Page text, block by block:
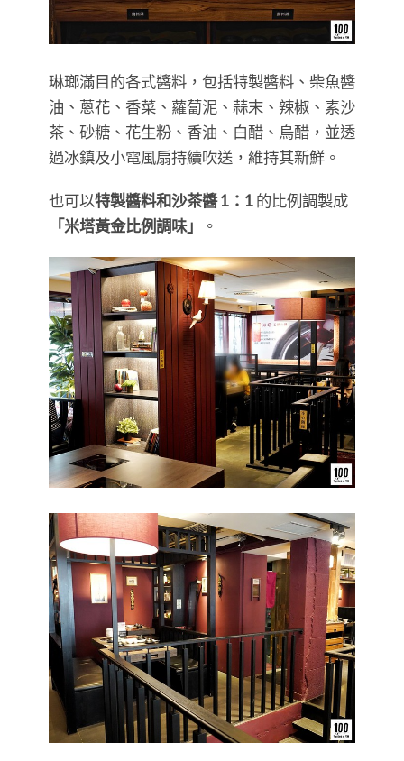
琳瑯滿目的各式醬料，包括特製醬料、柴魚醬
油、蔥花、香菜、蘿蔔泥、蒜末、辣椒、素沙
茶、砂糖、花生粉、香油、白醋、烏醋，並透
過冰鎮及小電風扇持續吹送，維持其新鮮。
也可以特製醬料和沙茶醬 1：1的比例調製成
「米塔黃金比例調味」
。